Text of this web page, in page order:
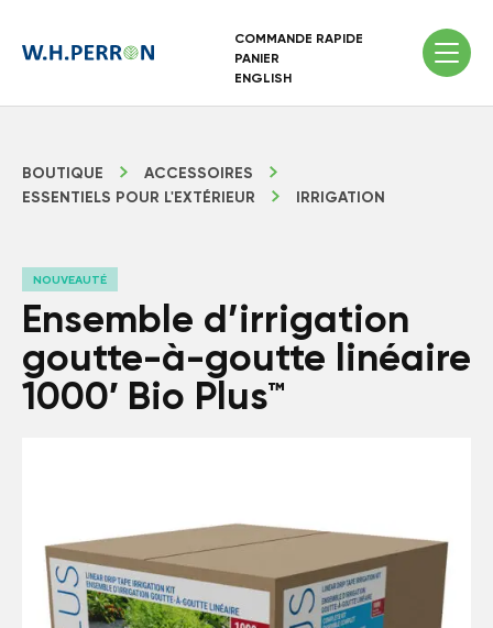
COMMANDE RAPIDE
PANIER
ENGLISH
BOUTIQUE
ACCESSOIRES
ESSENTIELS POUR L'EXTÉRIEUR
IRRIGATION
NOUVEAUTÉ
Ensemble d’irrigation
goutte-à-goutte linéaire
1000′ Bio Plus™